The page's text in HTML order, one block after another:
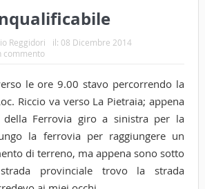
Reggidori il: 08 Dicembre 2014
commento
le ore 9.00 stavo percorrendo la
Riccio va verso La Pietraia; appena
Ferrovia giro a sinistra per la
la ferrovia per raggiungere un
di terreno, ma appena sono sotto
provinciale trovo la strada